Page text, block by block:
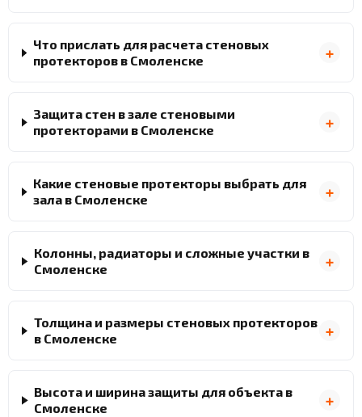
Что прислать для расчета стеновых
протекторов в Смоленске
Защита стен в зале стеновыми
протекторами в Смоленске
Какие стеновые протекторы выбрать для
зала в Смоленске
Колонны, радиаторы и сложные участки в
Смоленске
Толщина и размеры стеновых протекторов
в Смоленске
Высота и ширина защиты для объекта в
Смоленске